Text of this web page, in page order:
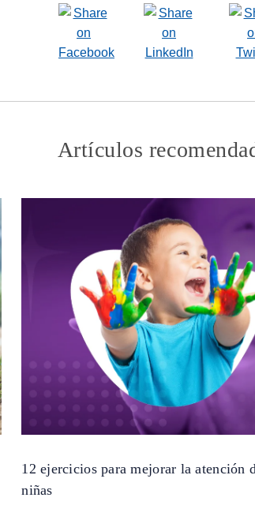
Artículos
12 ejercicios para mejorar la atención
niñas